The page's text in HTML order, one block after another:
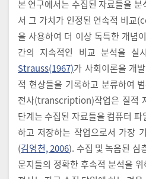
본 연구에서는 수집된 자료들을
서 그 가치가 인정된 연속적 비
을 사용하여 더 이상 독특한 개념
간의 지속적인 비교 분석을 실
Strauss(1967)가 사회이론을 개
적 현상들을 기록하고 분류하여
전사(transcription)작업은 질적
단계는 수집된 자료들을 컴퓨터
하고 저장하는 작업으로서 가장
(김영천, 2006). 수집 및 녹음된 심
문지들의 정확한 후속적 분석을